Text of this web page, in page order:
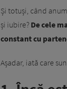
Și totuși, când
și iubire? De cele
constant cu
Așadar, iată care